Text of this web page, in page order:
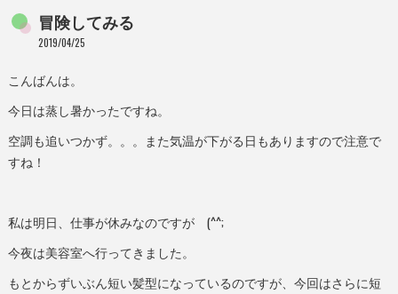
冒険してみる
2019/04/25
こんばんは。
今日は蒸し暑かったですね。
空調も追いつかず。。。また気温が下がる日もありますので注意で
すね！
私は明日、仕事が休みなのですが (^^;
今夜は美容室へ行ってきました。
もとからずいぶん短い髪型になっているのですが、今回はさらに短